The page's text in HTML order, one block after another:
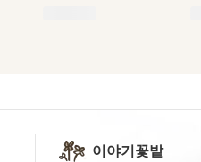
이야기꽃밭